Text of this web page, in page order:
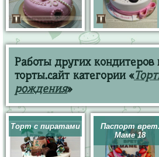
Работы других кондитеров
торты.сайт категории «
рождения»
Торт с пиратами
Паспорт врет.
Маме 18